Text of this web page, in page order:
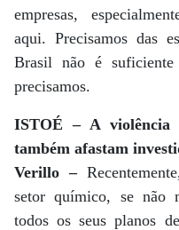
empresas,
aqui. Precisamos das
Brasil não é
precisamos.
ISTOÉ – A violência
também afastam
Verillo –
setor químico, se não
todos os seus planos